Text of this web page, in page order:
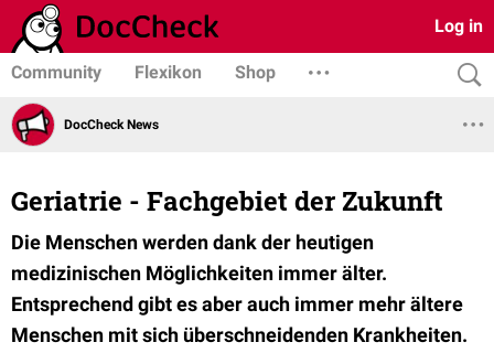
Log in
Community Flexikon Shop
DocCheck News
Geriatrie - Fachgebiet der Zukunft
Die Menschen werden dank der heutigen
medizinischen Möglichkeiten immer älter.
Entsprechend gibt es aber auch immer mehr ältere
Menschen mit sich überschneidenden Krankheiten.